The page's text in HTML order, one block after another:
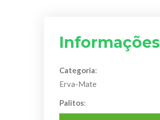
Informações
Categoria:
Erva-Mate
Palitos: